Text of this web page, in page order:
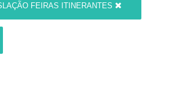
FEIRAS ITINERANTES